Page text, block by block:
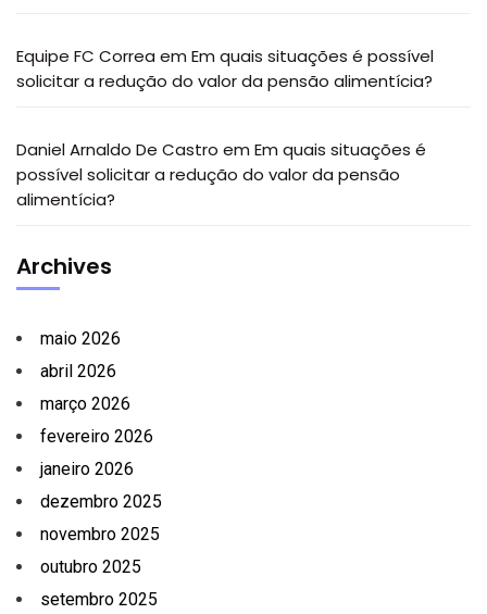
Equipe FC Correa em Em quais situações é possível
solicitar a redução do valor da pensão alimentícia?
Daniel Arnaldo De Castro em Em quais situações é
possível solicitar a redução do valor da pensão
alimentícia?
Archives
maio 2026
abril 2026
março 2026
fevereiro 2026
janeiro 2026
dezembro 2025
novembro 2025
outubro 2025
setembro 2025